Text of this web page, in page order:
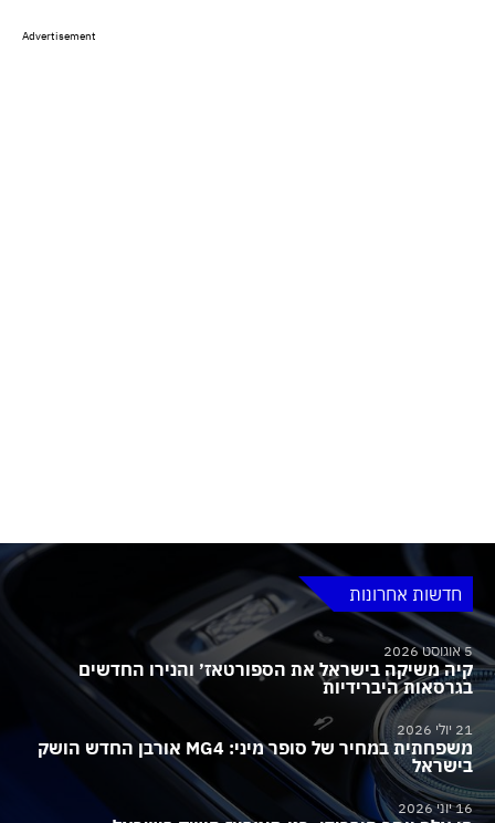
Advertisement
חדשות אחרונות
5 אוגוסט 2026
קיה משיקה בישראל את הספורטאז׳ והנירו החדשים
בגרסאות היברידיות
21 יולי 2026
משפחתית במחיר של סופר מיני: MG4 אורבן החדש הושק
בישראל
16 יוני 2026